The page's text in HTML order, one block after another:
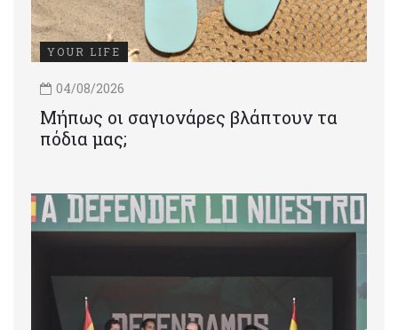
YOUR LIFE
04/08/2026
Μήπως οι σαγιονάρες βλάπτουν τα
πόδια μας;